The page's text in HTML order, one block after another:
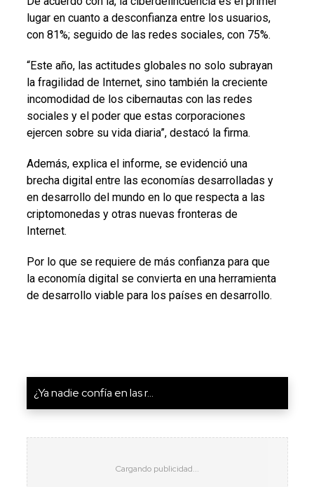
lugar en cuanto a desconfianza entre los usuarios,
con 81%; seguido de las redes sociales, con 75%.
“Este año, las actitudes globales no solo subrayan
la fragilidad de Internet, sino también la creciente
incomodidad de los cibernautas con las redes
sociales y el poder que estas corporaciones
ejercen sobre su vida diaria”, destacó la firma.
Además, explica el informe, se evidenció una
brecha digital entre las economías desarrolladas y
en desarrollo del mundo en lo que respecta a las
criptomonedas y otras nuevas fronteras de
Internet.
Por lo que se requiere de más confianza para que
la economía digital se convierta en una herramienta
de desarrollo viable para los países en desarrollo.
¿Ya nadie confía en las r...